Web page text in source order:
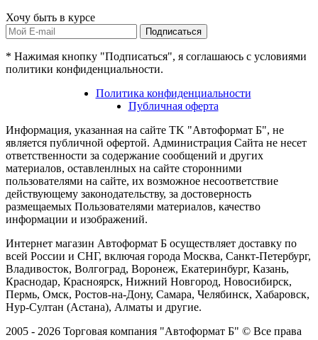
Хочу быть в курсе
Подписаться
* Нажимая кнопку "Подписаться", я соглашаюсь с условиями
политики конфиденциальности.
Политика конфиденциальности
Публичная оферта
Информация, указанная на сайте TK "Автоформат Б", не
является публичной офертой. Администрация Сайта не несет
ответственности за содержание сообщений и других
материалов, оставленлных на сайте сторонними
пользователями на сайте, их возможное несоответствие
действующему законодательству, за достоверность
размещаемых Пользователями материалов, качество
информации и изображений.
Интернет магазин Автоформат Б осуществляет доставку по
всей России и СНГ, включая города Москва, Санкт-Петербург,
Владивосток, Волгоград, Воронеж, Екатеринбург, Казань,
Краснодар, Красноярск, Нижний Новгород, Новосибирск,
Пермь, Омск, Ростов-на-Дону, Самара, Челябинск, Хабаровск,
Нур-Султан (Астана), Алматы и другие.
2005 - 2026 Торговая компания "Автоформат Б" © Все права